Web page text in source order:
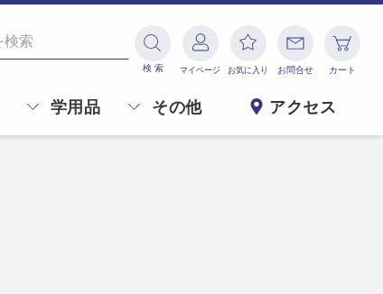
検 索 マイページ お気に入り お問合せ カート
学用品 その他 アクセス